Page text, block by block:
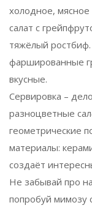
холодное,
салат с
тяжёлый
фаршированные
вкусные.
Сервировка –
разноцветные
геометрические
материалы:
создаёт
Не забывай про
попробуй мимозу